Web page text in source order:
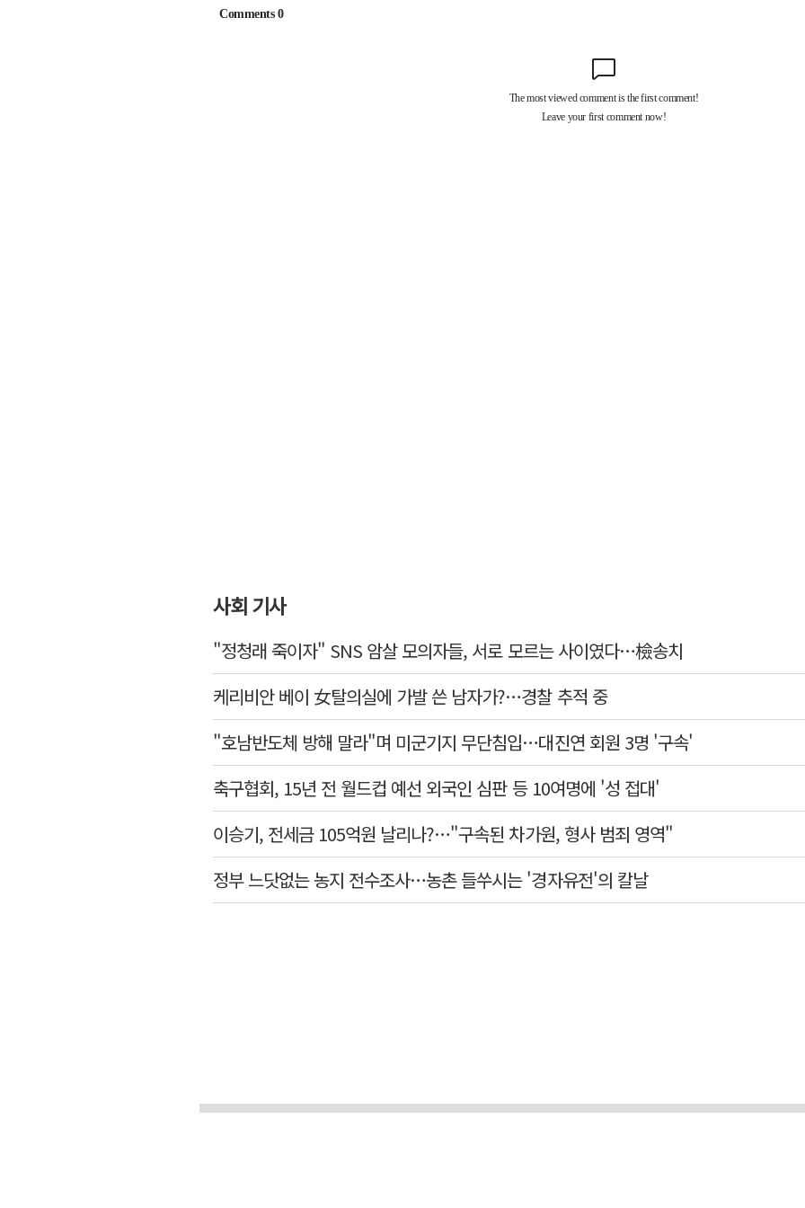
사회 기사
"정청래 죽이자" SNS 암살 모의자들, 서로 모르는 사이였다…檢송치
케리비안 베이 女탈의실에 가발 쓴 남자가?…경찰 추적 중
"호남반도체 방해 말라"며 미군기지 무단침입…대진연 회원 3명 '구속'
축구협회, 15년 전 월드컵 예선 외국인 심판 등 10여명에 '성 접대'
이승기, 전세금 105억원 날리나?…"구속된 차가원, 형사 범죄 영역"
정부 느닷없는 농지 전수조사…농촌 들쑤시는 '경자유전'의 칼날